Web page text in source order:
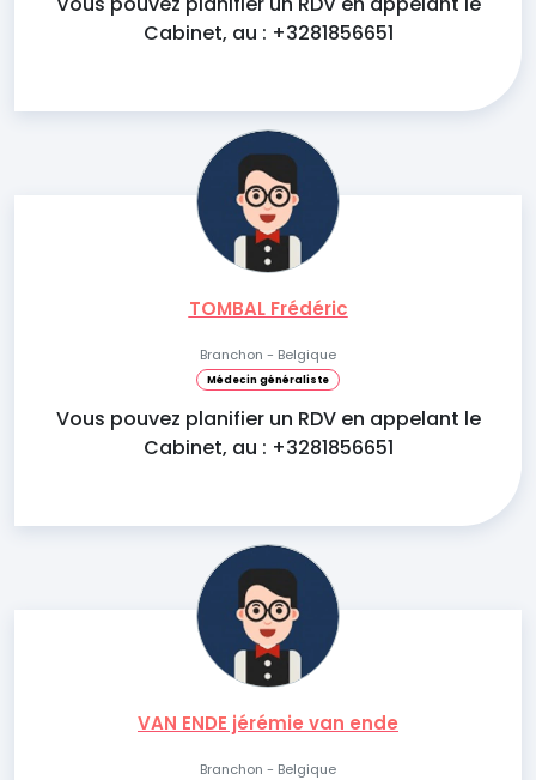
Cabinet, au : +3281856651
TOMBAL Frédéric
Branchon - Belgique
Médecin généraliste
Vous pouvez planifier un RDV en appelant le
Cabinet, au : +3281856651
VAN ENDE jérémie van ende
Branchon - Belgique